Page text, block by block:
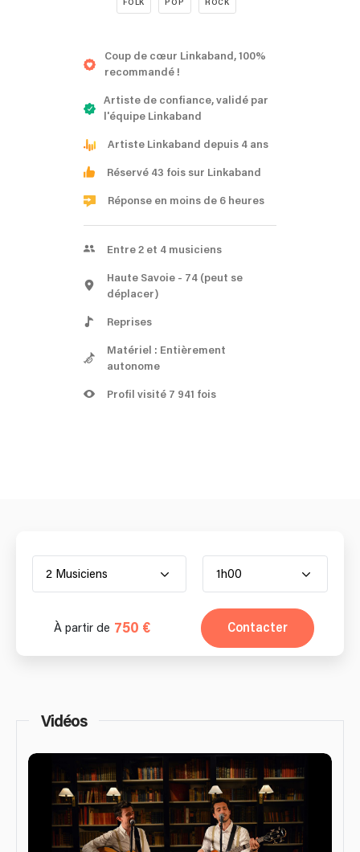
FOLK POP ROCK
Coup de cœur Linkaband, 100%
recommandé !
Artiste de confiance, validé par
l'équipe Linkaband
Artiste Linkaband depuis 4 ans
Réservé 43 fois sur Linkaband
Réponse en moins de 6 heures
Entre 2 et 4 musiciens
Haute Savoie - 74 (peut se
déplacer)
Reprises
Matériel : Entièrement
autonome
Profil visité 7 941 fois
2 Musiciens 1h00
À partir de 750 € Contacter
Vidéos